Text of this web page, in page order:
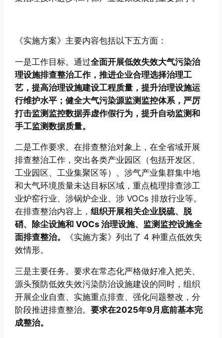
《实施方案》主要内容包括以下五方面：
一是工作目标。通过全面开展低效失效大气污染治
理设施排查整治工作，推进企业合理选择治理工
艺，提高治理设施建设工程质量，提升治理设施运
行维护水平；健全大气污染源监测监控体系，严厉
打击监测监控数据弄虚作假行为，提升自动监测和
手工监测数据质量。
二是工作要求。在排查整治对象上，在全省域开展
排查整治工作，突出各类产业园区（包括开发区、
工业园区、工业集聚区等）、涉气产业集群集中地
和大气环境质量未达目标区域，重点梳理排查涉工
业炉窑行业、涉锅炉企业、涉 VOCs 排放行业等。
在排查整治内容上，组织开展相关企业脱硫、脱
硝、除尘设施和 VOCs 治理设施、监测监控设施全
面排查整治。
《实施方案》列出了 4 种重点低效失
效情形。
三是主要任务。要求在常态化严格做好准入把关、
源头预防低效失效污染防治设施建设的同时，组织
开展企业自查、实施重点排查、强化问题整改，分
阶段推进排查整治。要求在2025年9月底前基本完
成整治。